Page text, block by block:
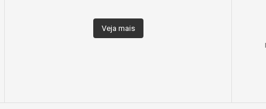
Veja mais